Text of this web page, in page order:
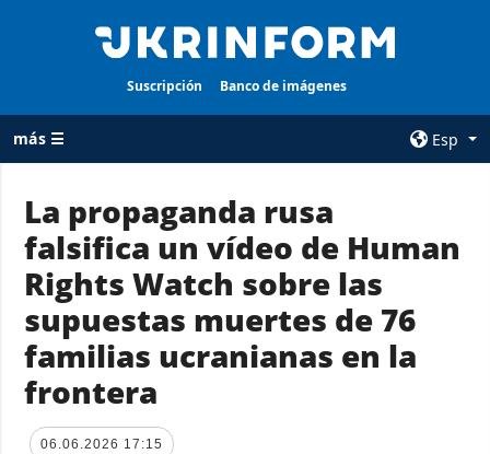
Suscripción Banco de imágenes
más ☰
Esp
TODAS LAS
CATEGORÍAS
Guerra
Reconstrucción
de Ucrania
Política
Economía
AGENCIA
sobre la agencia
contacto
condiciones de
suscripción
La propaganda rusa
falsifica un vídeo de Human
Rights Watch sobre las
supuestas muertes de 76
familias ucranianas en la
frontera
06.06.2026 17:15